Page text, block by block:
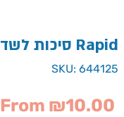
סיכות לשדכן מס 26/6 Rapid
SKU: 644125
From ₪10.00